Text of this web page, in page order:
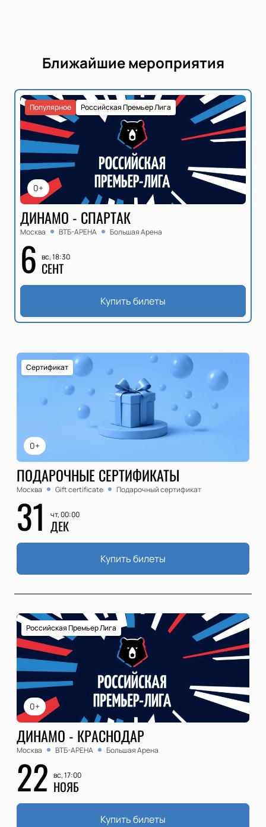
Ближайшие мероприятия
0+
Российская Премьер Лига
Популярное
ДИНАМО - СПАРТАК
Москва ВТБ-АРЕНА Большая Арена
6 вс, 18:30
СЕНТ
Купить билеты
0+
Сертификат
ПОДАРОЧНЫЕ СЕРТИФИКАТЫ
Москва Gift certificate Подарочный сертификат
31 чт, 00:00
ДЕК
Купить билеты
0+
Российская Премьер Лига
ДИНАМО - КРАСНОДАР
Москва ВТБ-АРЕНА Большая Арена
22 вс, 17:00
НОЯБ
Купить билеты